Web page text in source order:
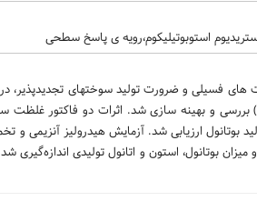
استوبوتیلیکوم،رویه ی پاسخ سطحی
فسیلی و ضرورت تولید سوختهای تجدیدپذیر،